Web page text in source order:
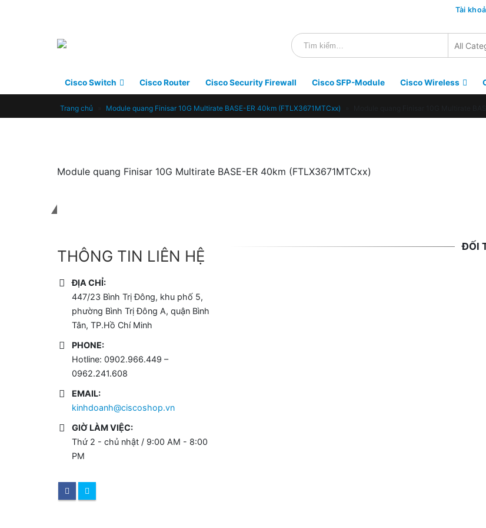
Tài
Cisco Switch Cisco Router Cisco Security Firewall Cisco SFP-Module Cisco Wireless
Trang chủ Module quang Finisar 10G Multirate BASE-ER 40km (FTLX3671MTCxx)
Module quang Finisar 10G Multirate BASE-ER 40km (FTLX3671MTCxx)
THÔNG TIN LIÊN HỆ
ĐỊA CHỈ:
447/23 Bình Trị Đông, khu phố 5,
phường Bình Trị Đông A, quận Bình
Tân, TP.Hồ Chí Minh
PHONE:
Hotline: 0902.966.449 –
0962.241.608
EMAIL:
kinhdoanh@ciscoshop.vn
GIỜ LÀM VIỆC:
Thứ 2 - chủ nhật / 9:00 AM - 8:00
PM
ĐỐI